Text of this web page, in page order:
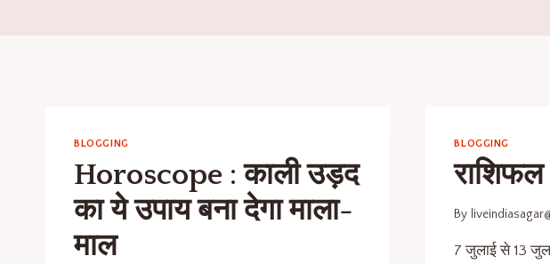
BLOGGING
Horoscope : काली उड़द
का ये उपाय बना देगा माला-
माल
BLOGGING
राशिफल
By
7 जुलाई से 13